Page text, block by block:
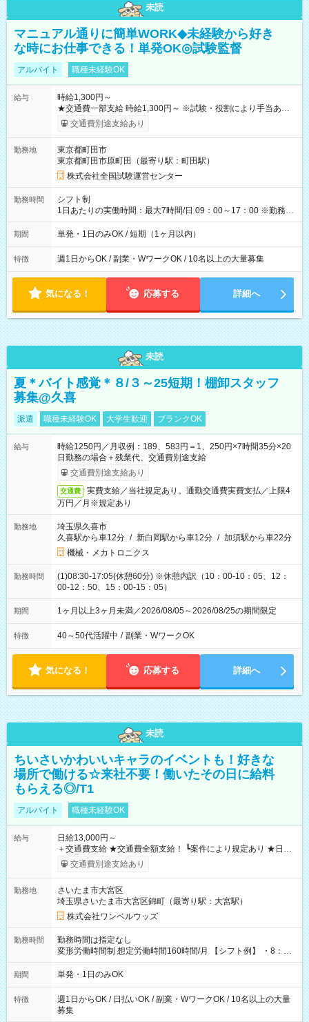
未読
マニュアル通りに簡単WORK◆未経験から好き
な時にお仕事できる！単発OK◎試験監督
アルバイト 職種未経験OK
給与
時給1,300円～
★交通費一部支給 時給1,300円～ ※試験・役割により手当あり
※勤務回数により昇給あり 【即給（前払い）オプションあ
り！】 希望される場合、勤務から1週間ほどで給与の一部を受け
例】 ・河合塾模擬試験 8:30～17:30（休憩1時間） 時給1,300円
×8時間＝日収10,400円＋交通費 ※当日の役割により時給＋100
円の場合あり ・国家試験 7:00～13:30（休憩なし） 時給1,300
円（役割手当＋100円）×6時間＝日収8,400円＋交通費 【試用期
間】試用期間なし
交通費別途支給あり
勤務地
東京都町田市
東京都町田市原町田（最寄り駅：町田駅）
株式会社全国試験運営センター
勤務時間
シフト制
1日あたりの実働時間：最大7時間/日 09：00～17：00 ※勤務時
間は 試験により異なります。
期間 単発・1日のみOK / 短期（1ヶ月以内）
特徴 週1日からOK / 副業・WワークOK / 10名以上の大量募集
気になる！ 応募する 詳細へ
未読
夏＊バイト感覚＊８/３～25短期！棚卸スタッフ
募集@久喜
派遣 職種未経験OK 大学生歓迎 ブランクOK
給与
時給1250円／月収例：189、583円＝1、250円×7時間35分×20
日勤務の場合＋残業代、交通費別途支給
交通費別途支給あり
交通費
実費支給／当社規定あり。通勤交通費実費支払／上限4
万円／月※規定あり
勤務地
埼玉県久喜市
久喜駅から車12分 / 新白岡駅から車12分 / 加須駅から車22分
機械・メカトロニクス
勤務時間
(1)08:30-17:05(休憩60分) ※休憩内訳（10：00-10：05、12：
00-12：50、15：00-15：05）
期間 1ヶ月以上3ヶ月未満／2026/08/05～2026/08/25の期間限定
特徴 40～50代活躍中 / 副業・WワークOK
気になる！ 応募する 詳細へ
未読
ちいさいかわいいキャラのイベントも！好きな
場所で働ける☆来社不要！働いたその日に給料
もらえる◎/T1
アルバイト 職種未経験OK
給与
日給13,000円～
＋交通費支給 ★交通費全額支給！ ┗案件により規定あり ★日払
いOK！（規定あり） ┗働いたその日に現金GET♪ お仕事後はコ
ンビニATMから 日払い分を引き落とせます！ 【試用期間】試
交通費別途支給あり
勤務地
さいたま市大宮区
埼玉県さいたま市大宮区錦町（最寄り駅：大宮駅）
株式会社ワンベルウッズ
勤務時間
勤務時間は指定なし
変形労働時間制 想定労働時間160時間/月 【シフト例】 ・8：00
～21：00
期間 単発・1日のみOK
特徴
週1日からOK / 日払いOK / 副業・WワークOK / 10名以上の大量
募集